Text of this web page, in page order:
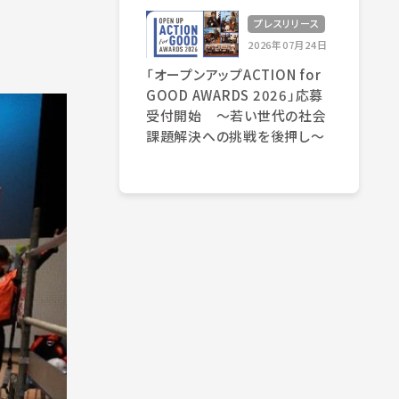
プレスリリース
2026年07月24日
「オープンアップACTION for
GOOD AWARDS 2026」応募
受付開始 〜若い世代の社会
課題解決への挑戦を後押し〜